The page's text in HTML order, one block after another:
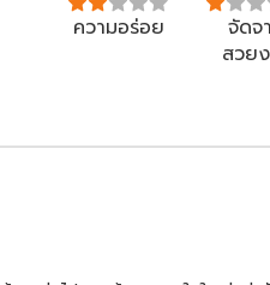
ความอร่อย
จัดจ
สวย